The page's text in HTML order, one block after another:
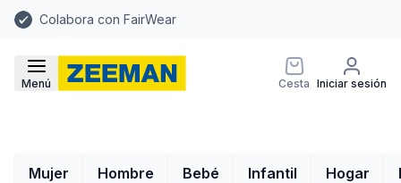
Colabora con FairWear
Menú Cesta Iniciar sesión
Mujer Hombre Bebé Infantil Hogar